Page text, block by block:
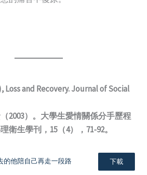
Loss and Recovery. Journal of Social
2003）。大學生愛情關係分手歷程
衛生學刊，15（4），71-92。
的他陪自己再走一段路 下載